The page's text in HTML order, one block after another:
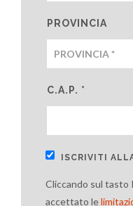
PROVINCIA
C.A.P. *
ISCRIVITI
Cliccando sul tasto
accettato le